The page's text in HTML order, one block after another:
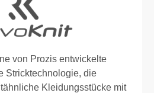
von Prozis entwickelte
Stricktechnologie, die
Kleidungsstücke mit